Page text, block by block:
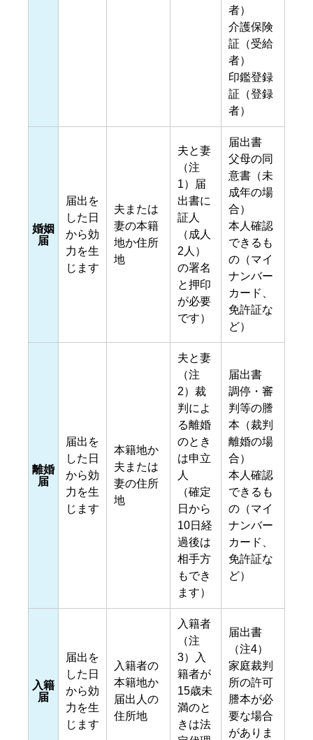
者）
介護保険
証（受給
者）
印鑑登録
証（登録
者）
婚姻
届
届出を
した日
から効
力を生
じます
夫または
妻の本籍
地か住所
地
夫と妻
（注
1）届
出書に
証人
（成人
2人）
の署名
と押印
が必要
です）
届出書
父母の同
意書（未
成年の場
合）
本人確認
できるも
の（マイ
ナンバー
カード、
免許証な
ど）
離婚
届
届出を
した日
から効
力を生
じます
本籍地か
夫または
妻の住所
地
夫と妻
（注
2）裁
判によ
る離婚
のとき
は申立
人
（確定
日から
10日経
過後は
相手方
もでき
ます）
届出書
調停・審
判等の謄
本（裁判
離婚の場
合）
本人確認
できるも
の（マイ
ナンバー
カード、
免許証な
ど）
入籍
届
届出を
した日
から効
力を生
じます
入籍者の
本籍地か
届出人の
住所地
入籍者
（注
3）入
籍者が
15歳未
満のと
きは法
届出書
（注4）
家庭裁判
所の許可
謄本が必
要な場合
がありま